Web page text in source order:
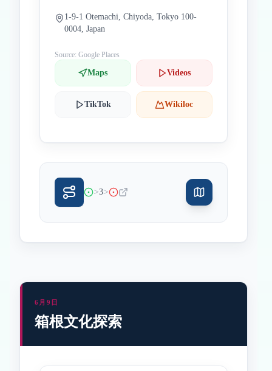
1-9-1 Otemachi, Chiyoda, Tokyo 100-
0004, Japan
Source: Google Places
Maps Videos
TikTok Wikiloc
>3>
6月9日
箱根文化探索